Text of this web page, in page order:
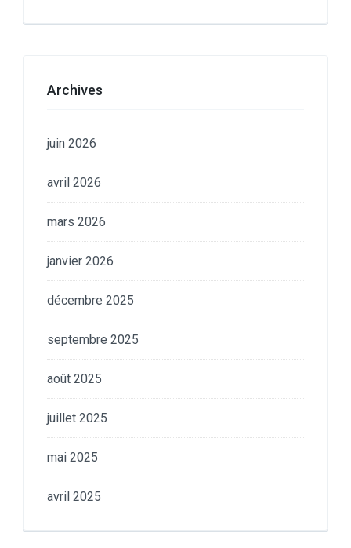
Archives
juin 2026
avril 2026
mars 2026
janvier 2026
décembre 2025
septembre 2025
août 2025
juillet 2025
mai 2025
avril 2025